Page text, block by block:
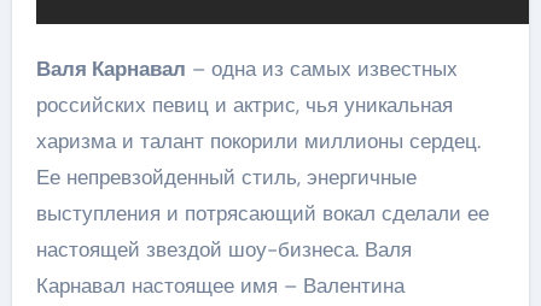
Валя Карнавал – одна из самых известных
российских певиц и актрис, чья уникальная
харизма и талант покорили миллионы сердец.
Ее непревзойденный стиль, энергичные
выступления и потрясающий вокал сделали ее
настоящей звездой шоу-бизнеса. Валя
Карнавал настоящее имя – Валентина